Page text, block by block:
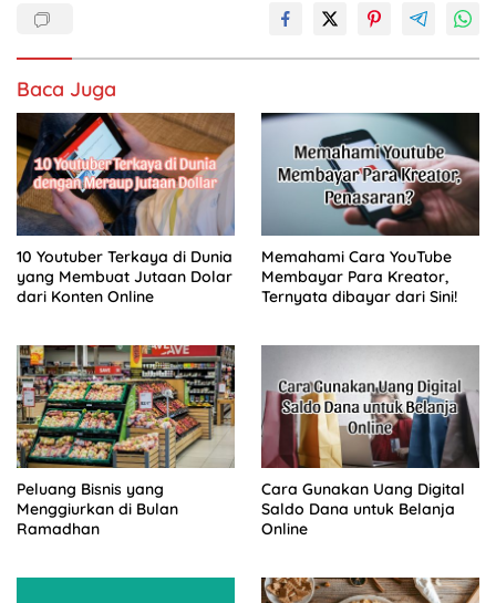
Baca Juga
10 Youtuber Terkaya di Dunia
yang Membuat Jutaan Dolar
dari Konten Online
Memahami Cara YouTube
Membayar Para Kreator,
Ternyata dibayar dari Sini!
Peluang Bisnis yang
Menggiurkan di Bulan
Ramadhan
Cara Gunakan Uang Digital
Saldo Dana untuk Belanja
Online